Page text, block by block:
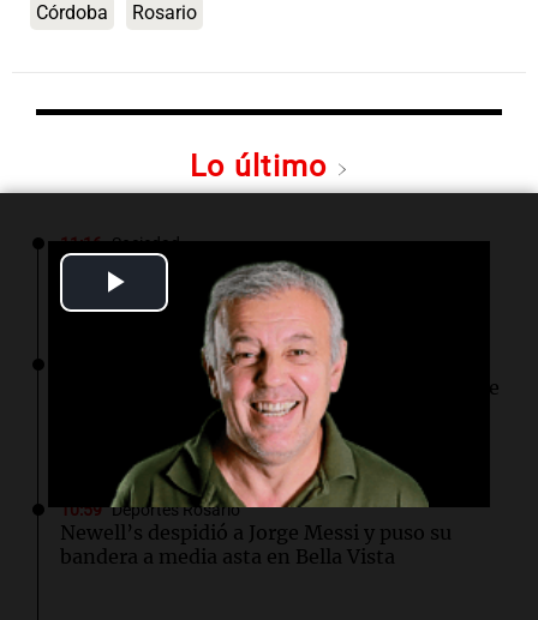
Video
Córdoba Rosario
Lo último
11:16 Sociedad
Rosario Central despidió a Jorge Messi y
acompañó a Lionel y su familia
Panorama Federal
Detuvieron al agresor que golpeó brutalmente
al anciano de 88 años para robarle en
10:59 Deportes Rosario
Newell’s despidió a Jorge Messi y puso su
bandera a media asta en Bella Vista